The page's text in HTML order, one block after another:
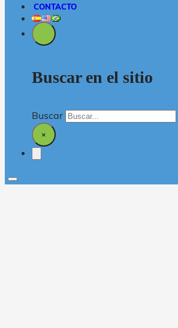
CONTACTO
Buscar en el sitio
Buscar
×